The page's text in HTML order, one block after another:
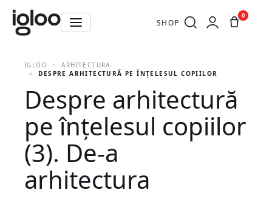
SHOP
0
IGLOO
ARHITECTURA
DESPRE ARHITECTURĂ PE ÎNŢELESUL COPIILOR (3). DE-A
Despre arhitectură
pe înţelesul copiilor
(3). De-a
arhitectura